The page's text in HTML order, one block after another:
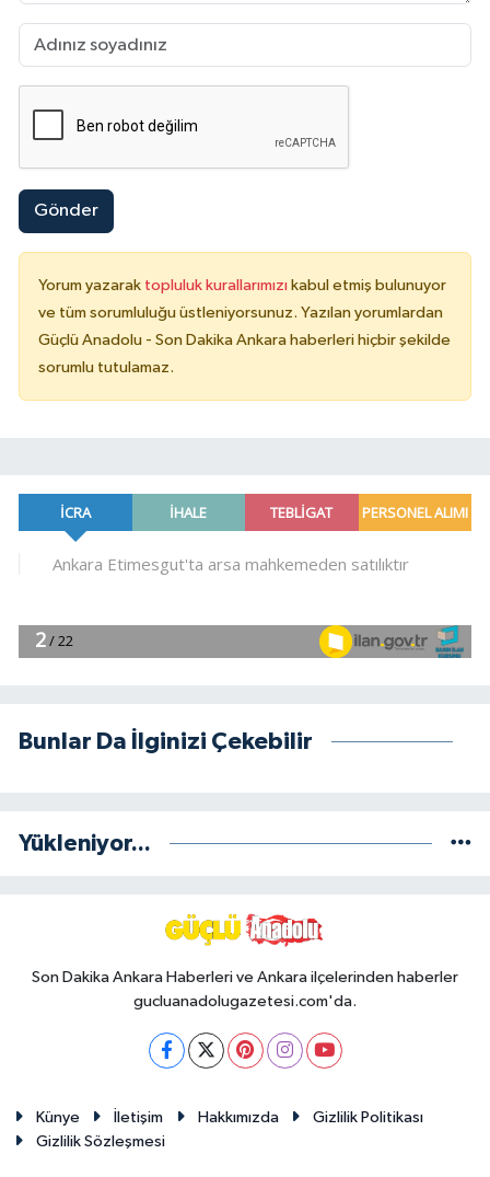
Gönder
Yorum yazarak topluluk kurallarımızı kabul etmiş bulunuyor
ve tüm sorumluluğu üstleniyorsunuz. Yazılan yorumlardan
Güçlü Anadolu - Son Dakika Ankara haberleri hiçbir şekilde
sorumlu tutulamaz.
Bunlar Da İlginizi Çekebilir
Yükleniyor...
Son Dakika Ankara Haberleri ve Ankara ilçelerinden haberler
gucluanadolugazetesi.com'da.
Künye İletişim Hakkımızda
Gizlilik Politikası
Gizlilik Sözleşmesi